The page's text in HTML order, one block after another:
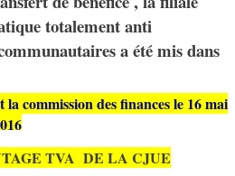
totalementanti
a été mis dans
commission des finances le 16 mai
TVA DE LA CJUE